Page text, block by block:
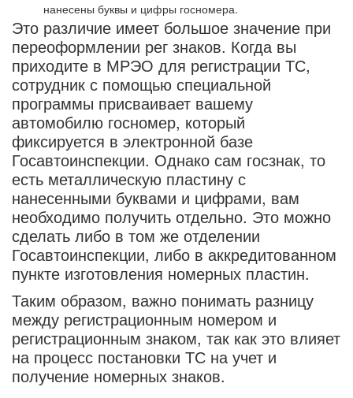
нанесены буквы и цифры госномера.
Это различие имеет большое значение при
переоформлении рег знаков. Когда вы
приходите в МРЭО для регистрации ТС,
сотрудник с помощью специальной
программы присваивает вашему
автомобилю госномер, который
фиксируется в электронной базе
Госавтоинспекции. Однако сам госзнак, то
есть металлическую пластину с
нанесенными буквами и цифрами, вам
необходимо получить отдельно. Это можно
сделать либо в том же отделении
Госавтоинспекции, либо в аккредитованном
пункте изготовления номерных пластин.
Таким образом, важно понимать разницу
между регистрационным номером и
регистрационным знаком, так как это влияет
на процесс постановки ТС на учет и
получение номерных знаков.